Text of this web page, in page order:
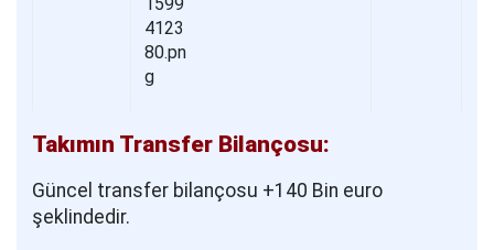
Takımın Transfer Bilançosu:
Güncel transfer bilançosu +140 Bin euro
şeklindedir.